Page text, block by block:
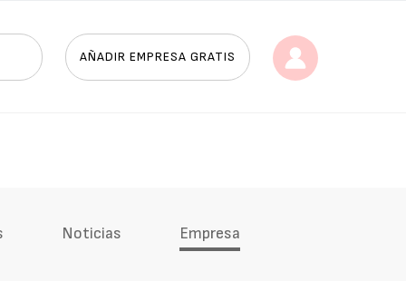
AÑADIR EMPRESA GRATIS
Noticias Empresa